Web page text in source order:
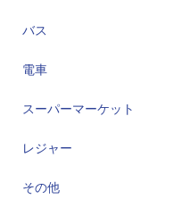
バス
電車
スーパーマーケット
レジャー
その他